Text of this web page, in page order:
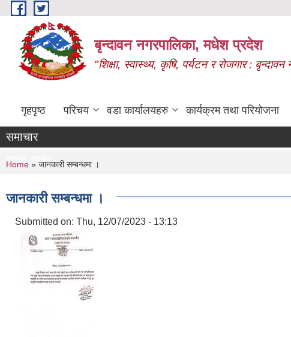
Skip to main content
बृन्दावन नगरपालिका, मधेश प्रदेश
"शिक्षा, स्वास्थ्य, कृषि, पर्यटन र रोजगार :
गृहपृष्ठ परिचय वडा कार्यालयहरु कार्यक्रम तथा परियोजना
समाचार
ताजा खबर
You are here
Home » जानकारी सम्बन्धमा ।
जानकारी सम्बन्धमा ।
Submitted on: Thu, 12/07/2023 - 13:13